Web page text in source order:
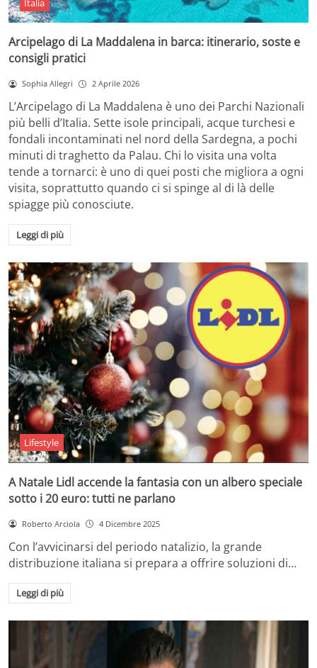
Italia
Arcipelago di La Maddalena in barca: itinerario, soste e
consigli pratici
Sophia Allegri 2 Aprile 2026
L’Arcipelago di La Maddalena è uno dei Parchi Nazionali
più belli d’Italia. Sette isole principali, acque turchesi e
fondali incontaminati nel nord della Sardegna, a pochi
minuti di traghetto da Palau. Chi lo visita una volta
tende a tornarci: è uno di quei posti che migliora a ogni
visita, soprattutto quando ci si spinge al di là delle
spiagge più conosciute.
Leggi di più
Lifestyle
A Natale Lidl accende la fantasia con un albero speciale
sotto i 20 euro: tutti ne parlano
Roberto Arciola 4 Dicembre 2025
Con l’avvicinarsi del periodo natalizio, la grande
distribuzione italiana si prepara a offrire soluzioni di…
Leggi di più